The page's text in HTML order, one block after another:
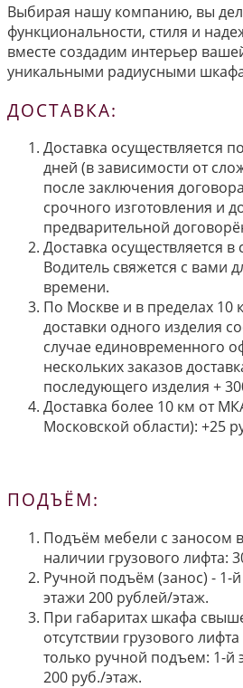
Выбирая нашу компанию, вы
функциональности, стиля и
вместе создадим интерьер
уникальными радиусными
ДОСТАВКА:
Доставка осуществляется
дней (в зависимости от
после заключения
срочного изготовления и
предварительной
Доставка осуществляется в
Водитель свяжется с вами
времени.
По Москве и в пределах 10
доставки одного изделия
случае единовременного
нескольких заказов
последующего изделия +
Доставка более 10 км от
Московской области): +25
ПОДЪЁМ:
Подъём мебели с заносом
наличии грузового лифта:
Ручной подъём (занос) - 1-
этажи 200 рублей/этаж.
При габаритах шкафа
отсутствии грузового
только ручной подъем: 1-й
200 руб./этаж.